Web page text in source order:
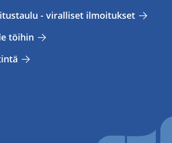
- vi­ral­li­set il­moi­tuk­set
töi­hin